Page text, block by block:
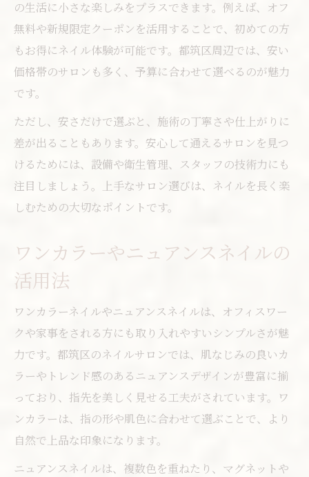
の生活に小さな楽しみをプラスできます。例えば、オフ
無料や新規限定クーポンを活用することで、初めての方
もお得にネイル体験が可能です。都筑区周辺では、安い
価格帯のサロンも多く、予算に合わせて選べるのが魅力
です。
ただし、安さだけで選ぶと、施術の丁寧さや仕上がりに
差が出ることもあります。安心して通えるサロンを見つ
けるためには、設備や衛生管理、スタッフの技術力にも
注目しましょう。上手なサロン選びは、ネイルを長く楽
しむための大切なポイントです。
ワンカラーやニュアンスネイルの
活用法
ワンカラーネイルやニュアンスネイルは、オフィスワー
クや家事をされる方にも取り入れやすいシンプルさが魅
力です。都筑区のネイルサロンでは、肌なじみの良いカ
ラーやトレンド感のあるニュアンスデザインが豊富に揃
っており、指先を美しく見せる工夫がされています。ワ
ンカラーは、指の形や肌色に合わせて選ぶことで、より
自然で上品な印象になります。
ニュアンスネイルは、複数色を重ねたり、マグネットや